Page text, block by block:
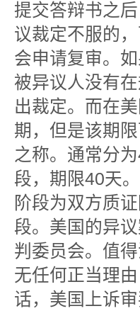
提交答辩书之
议裁定不服的
会申请复审。
被异议人没有
出裁定。而在
期，但是该期
之称。通常分
段，期限40天
阶段为双方质
段。美国的异
判委员会。值
无任何正当理
话，美国上诉